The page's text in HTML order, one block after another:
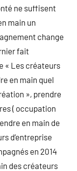
ne suffisent
main un
change
fait
« Les créateurs
en main quel
», prendre
( occupation
en main de
d’entreprise
en 2014
des créateurs